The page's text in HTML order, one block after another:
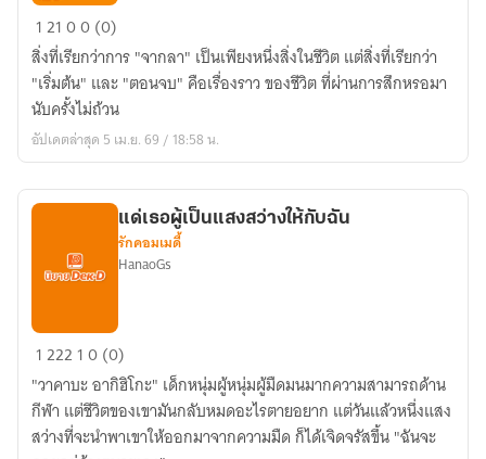
เกิด
ใหม่
เป็น
ปีศาจ
ใน
ต่าง
12100 (0)
สิ่งที่เรียกว่าการ "จากลา" เป็นเพียงหนึ่งสิ่งในชีวิต แต่สิ่งที่เรียกว่า
"เริ่มต้น" และ "ตอนจบ" คือเรื่องราว ของชีวิต ที่ผ่านการสึกหรอมา
นับครั้งไม่ถ้วน
อัปเดตล่าสุด 5 เม.ย. 69 / 18:58 น.
แด่
ผู้
เป็น
แสง
แด่เธอผู้เป็นแสงสว่างให้กับฉัน
รักคอมเมดี้
HanaoGs
1222 10 (0)
"วาคาบะ อากิฮิโกะ" เด็กหนุ่มผู้หนุ่มผู้มืดมนมากความสามารถด้าน
กีฬา แต่ชีวิตของเขามันกลับหมดอะไรตายอยาก แต่วันแล้วหนึ่งแสง
สว่างที่จะนำพาเขาให้ออกมาจากความมืด ก็ได้เจิดจรัสขึ้น "ฉันจะ